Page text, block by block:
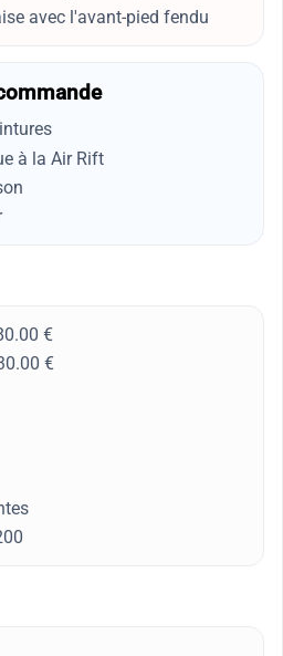
avec l'avant-pied fendu
à la Air Rift
€
€